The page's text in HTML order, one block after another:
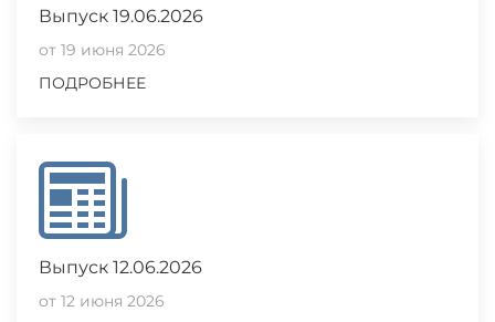
Выпуск 19.06.2026
от 19 июня 2026
ПОДРОБНЕЕ
Выпуск 12.06.2026
от 12 июня 2026